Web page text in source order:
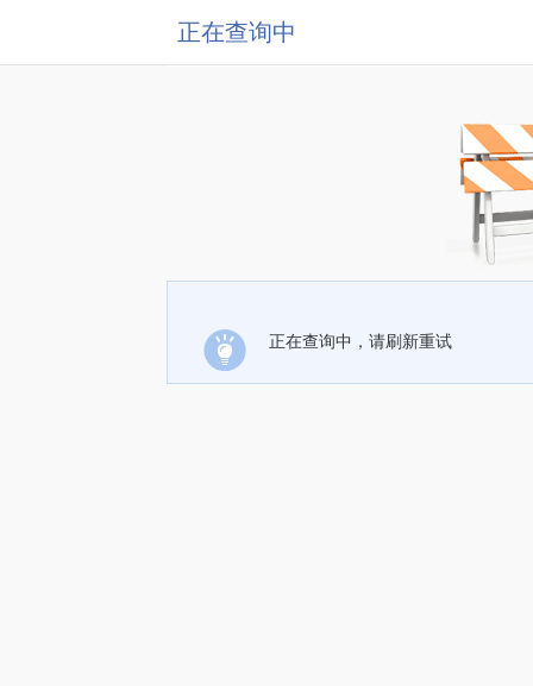
正在查询中
正在查询中，请刷新重试